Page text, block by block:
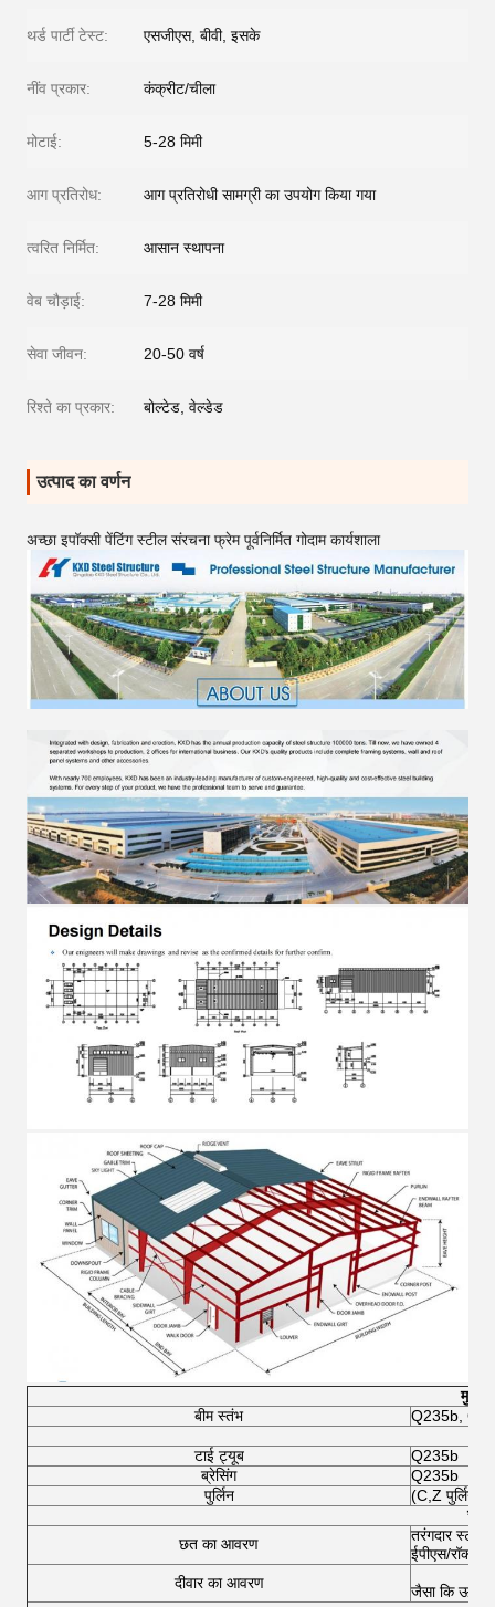
थर्ड पार्टी टेस्ट: एसजीएस, बीवी, इसके
नींव प्रकार: कंक्रीट/चीला
मोटाई: 5-28 मिमी
आग प्रतिरोध: आग प्रतिरोधी सामग्री का उपयोग किया गया
त्वरित निर्मित: आसान स्थापना
वेब चौड़ाई: 7-28 मिमी
सेवा जीवन: 20-50 वर्ष
रिश्ते का प्रकार: बोल्टेड, वेल्डेड
उत्पाद का वर्णन
अच्छा इपॉक्सी पेंटिंग स्टील संरचना फ्रेम पूर्वनिर्मित गोदाम कार्यशाला
मुख्य
बीम स्तंभ
Q235b,
टाई ट्यूब
Q235b
ब्रेसिंग
Q235b
पुर्लिन
(C,Z पुर्लिन)
छत का आवरण
तरंगदार स्टील
ईपीएस/
दीवार का आवरण
जैसा कि ऊपर